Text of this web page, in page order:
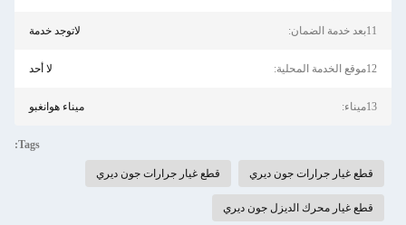
11بعد خدمة الضمان: لاتوجد خدمة
12موقع الخدمة المحلية: لا أحد
13ميناء: ميناء هوانغبو
Tags:
قطع غيار جرارات جون ديري قطع غيار جرارات جون ديري
قطع غيار محرك الديزل جون ديري